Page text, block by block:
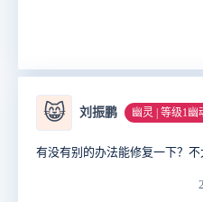
😸 刘振鹏 幽灵 | 等级1幽
有没有别的办法能修复一下？不